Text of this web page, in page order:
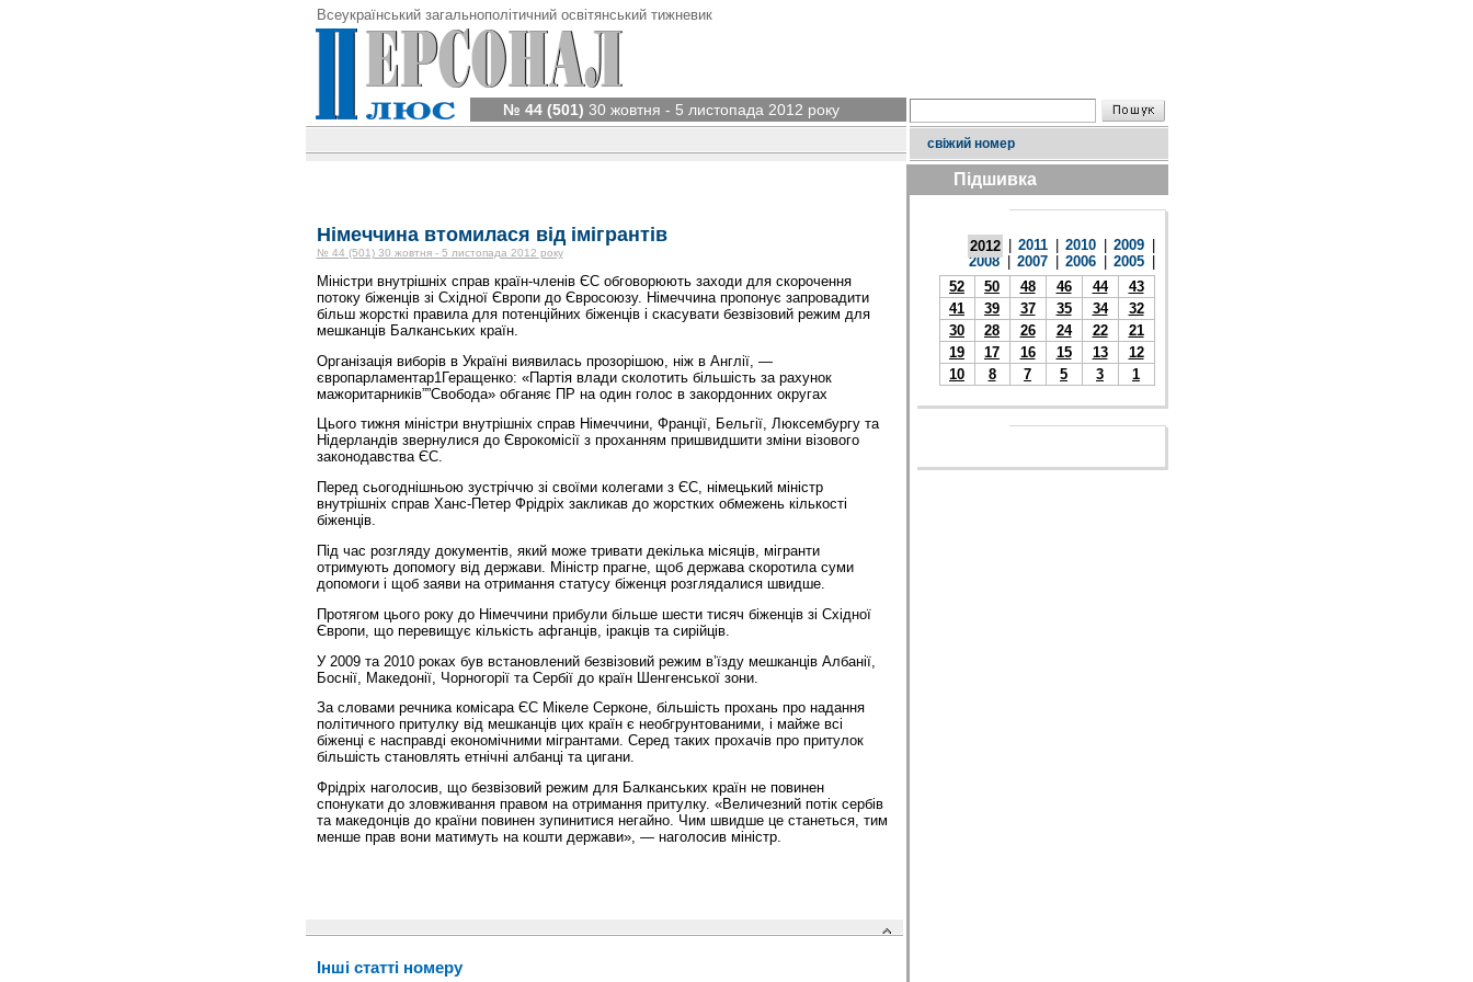
Всеукраїнський загальнополітичний освітянський тижневик
№ 44 (501) 30 жовтня - 5 листопада 2012 року
свіжий номер
Німеччина втомилася від імігрантів
№ 44 (501) 30 жовтня - 5 листопада 2012 року
Міністри внутрішніх справ країн-членів ЄС обговорюють заходи для скорочення
потоку біженців зі Східної Європи до Євросоюзу. Німеччина пропонує запровадити
більш жорсткі правила для потенційних біженців і скасувати безвізовий режим для
мешканців Балканських країн.
Організація виборів в Україні виявилась прозорішою, ніж в Англії, —
європарламентар1Геращенко: «Партія влади сколотить більшість за рахунок
мажоритарників””Свобода» обганяє ПР на один голос в закордонних округах
Цього тижня міністри внутрішніх справ Німеччини, Франції, Бельгії, Люксембургу та
Нідерландів звернулися до Єврокомісії з проханням пришвидшити зміни візового
законодавства ЄС.
Перед сьогоднішньою зустріччю зі своїми колегами з ЄС, німецький міністр
внутрішніх справ Ханс-Петер Фрідріх закликав до жорстких обмежень кількості
біженців.
Під час розгляду документів, який може тривати декілька місяців, мігранти
отримують допомогу від держави. Міністр прагне, щоб держава скоротила суми
допомоги і щоб заяви на отримання статусу біженця розглядалися швидше.
Протягом цього року до Німеччини прибули більше шести тисяч біженців зі Східної
Європи, що перевищує кількість афганців, іракців та сирійців.
У 2009 та 2010 роках був встановлений безвізовий режим в’їзду мешканців Албанії,
Боснії, Македонії, Чорногорії та Сербії до країн Шенгенської зони.
За словами речника комісара ЄС Мікеле Серконе, більшість прохань про надання
політичного притулку від мешканців цих країн є необгрунтованими, і майже всі
біженці є насправді економічними мігрантами. Серед таких прохачів про притулок
більшість становлять етнічні албанці та цигани.
Фрідріх наголосив, що безвізовий режим для Балканських країн не повинен
спонукати до зловживання правом на отримання притулку. «Величезний потік сербів
та македонців до країни повинен зупинитися негайно. Чим швидше це станеться, тим
менше прав вони матимуть на кошти держави», — наголосив міністр.
Інші статті номеру
Підшивка
2012 2011 2010 2009
2008 | 2007 2006 2005
52
50 48 46 44
43
41
39 37 35 34
32
30
28 26 24 22
21
19
17 16 15 13
12
10
8 7 5 3 1